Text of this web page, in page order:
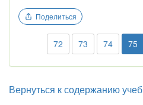
Поделиться
72 73 74 75
Вернуться к содержанию